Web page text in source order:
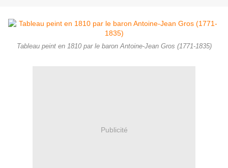
Tableau peint en 1810 par le baron Antoine-Jean Gros (1771-1835)
Publicité